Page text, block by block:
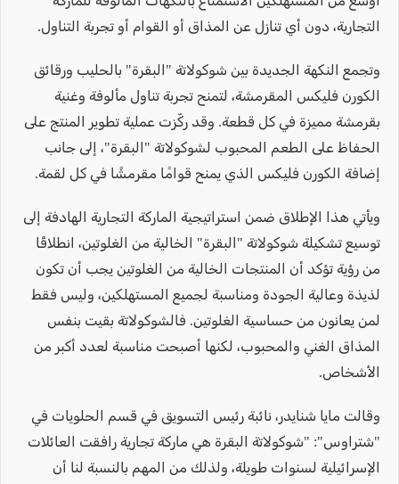
التجارية، دون أي تنازل عن المذاق أو القوام أو تجربة التناول.
وتجمع النكهة الجديدة بين شوكولاتة "البقرة" بالحليب ورقائق
الكورن فليكس المقرمشة، لتمنح تجربة تناول مألوفة وغنية
بقرمشة مميزة في كل قطعة. وقد ركّزت عملية تطوير المنتج على
الحفاظ على الطعم المحبوب لشوكولاتة "البقرة"، إلى جانب
إضافة الكورن فليكس الذي يمنح قوامًا مقرمشًا في كل لقمة.
ويأتي هذا الإطلاق ضمن استراتيجية الماركة التجارية الهادفة إلى
توسيع تشكيلة شوكولاتة "البقرة" الخالية من الغلوتين، انطلاقًا
من رؤية تؤكد أن المنتجات الخالية من الغلوتين يجب أن تكون
لذيذة وعالية الجودة ومناسبة لجميع المستهلكين، وليس فقط
لمن يعانون من حساسية الغلوتين. فالشوكولاتة بقيت بنفس
المذاق الغني والمحبوب، لكنها أصبحت مناسبة لعدد أكبر من
الأشخاص.
وقالت مايا شنايدر، نائبة رئيس التسويق في قسم الحلويات في
"شتراوس": "شوكولاتة البقرة هي ماركة تجارية رافقت العائلات
الإسرائيلية لسنوات طويلة، ولذلك من المهم بالنسبة لنا أن